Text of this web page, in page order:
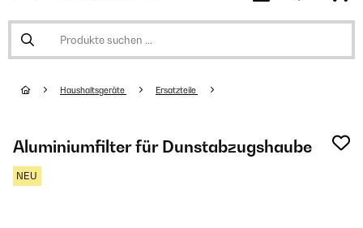
Haushaltsgeräte Ersatzteile
Aluminiumfilter für Dunstabzugshaube
NEU